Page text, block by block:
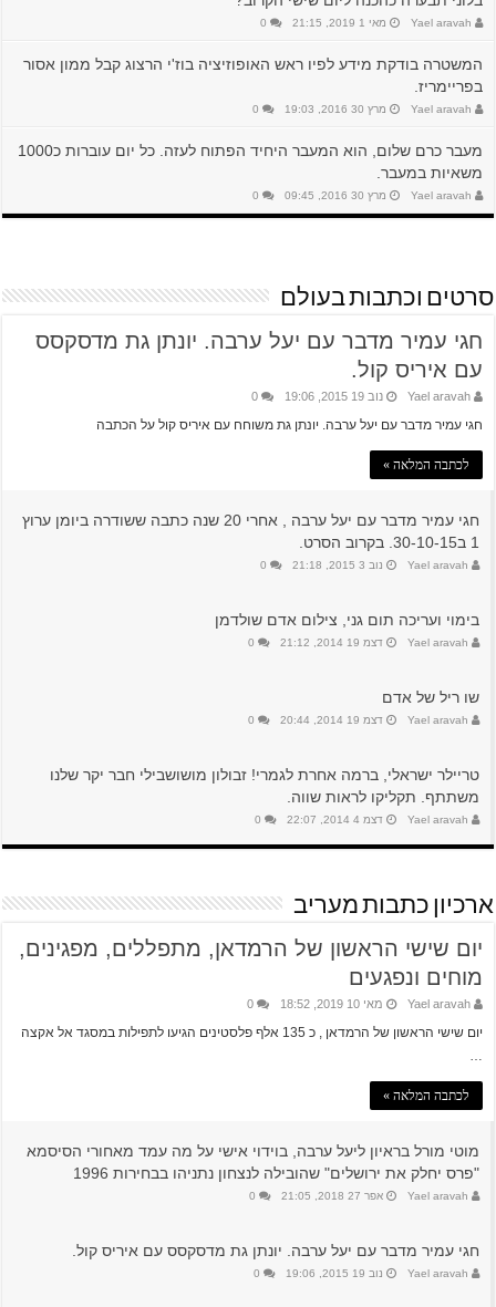
Yael aravah מאי 1 2019, 21:15 0
המשטרה בודקת מידע לפיו ראש האופוזיציה בוז'י הרצוג קבל ממון אסור
בפריימריז.
Yael aravah מרץ 30 2016, 19:03 0
מעבר כרם שלום, הוא המעבר היחיד הפתוח לעזה. כל יום עוברות כ1000
משאיות במעבר.
Yael aravah מרץ 30 2016, 09:45 0
סרטים וכתבות בעולם
חגי עמיר מדבר עם יעל ערבה. יונתן גת מדסקסס
עם איריס קול.
Yael aravah נוב 19 2015, 19:06 0
חגי עמיר מדבר עם יעל ערבה. יונתן גת משוחח עם איריס קול על הכתבה
לכתבה המלאה »
חגי עמיר מדבר עם יעל ערבה , אחרי 20 שנה כתבה ששודרה ביומן ערוץ
1 ב30-10-15. בקרוב הסרט.
Yael aravah נוב 3 2015, 21:18 0
בימוי ועריכה תום גני, צילום אדם שולדמן
Yael aravah דצמ 19 2014, 21:12 0
שו ריל של אדם
Yael aravah דצמ 19 2014, 20:44 0
טריילר ישראלי, ברמה אחרת לגמרי! זבולון מושושבילי חבר יקר שלנו
משתתף. תקליקו לראות שווה.
Yael aravah דצמ 4 2014, 22:07 0
ארכיון כתבות מעריב
יום שישי הראשון של הרמדאן, מתפללים, מפגינים,
מוחים ונפגעים
Yael aravah מאי 10 2019, 18:52 0
יום שישי הראשון של הרמדאן , כ 135 אלף פלסטינים הגיעו לתפילות במסגד אל אקצה
…
לכתבה המלאה »
מוטי מורל בראיון ליעל ערבה, בוידוי אישי על מה עמד מאחורי הסיסמא
"פרס יחלק את ירושלים" שהובילה לנצחון נתניהו בבחירות 1996
Yael aravah אפר 27 2018, 21:05 0
חגי עמיר מדבר עם יעל ערבה. יונתן גת מדסקסס עם איריס קול.
Yael aravah נוב 19 2015, 19:06 0